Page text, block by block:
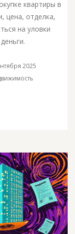
квартиры в
цена, отделка,
на уловки
2025